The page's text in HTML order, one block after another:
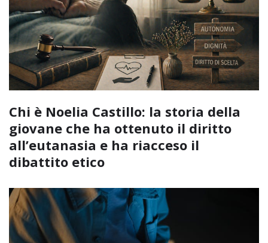
Chi è Noelia Castillo: la storia della
giovane che ha ottenuto il diritto
all’eutanasia e ha riacceso il
dibattito etico